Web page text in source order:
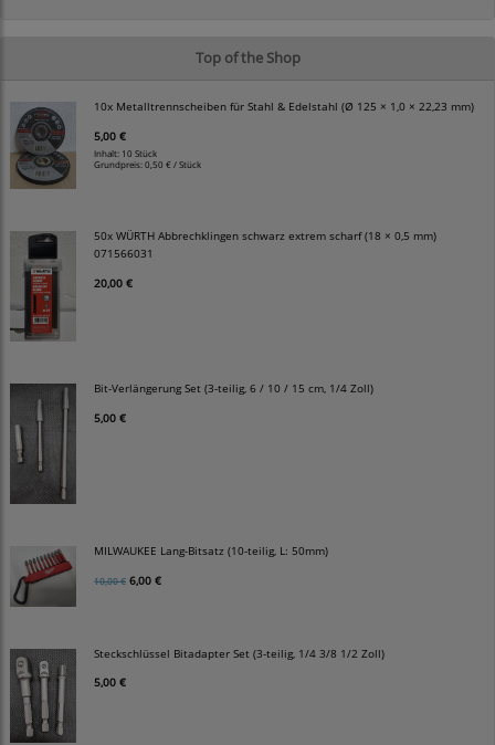
Top of the Shop
10x Metalltrennscheiben für Stahl & Edelstahl (Ø 125 × 1,0 × 22,23 mm)
5,00 €
Inhalt: 10 Stück
Grundpreis:0,50 € / Stück
50x WÜRTH Abbrechklingen schwarz extrem scharf (18 × 0,5 mm)
071566031
20,00 €
Bit-Verlängerung Set (3-teilig, 6 / 10 / 15 cm, 1/4 Zoll)
5,00 €
MILWAUKEE Lang-Bitsatz (10-teilig, L: 50mm)
10,00 € 6,00 €
Steckschlüssel Bitadapter Set (3-teilig, 1/4 3/8 1/2 Zoll)
5,00 €